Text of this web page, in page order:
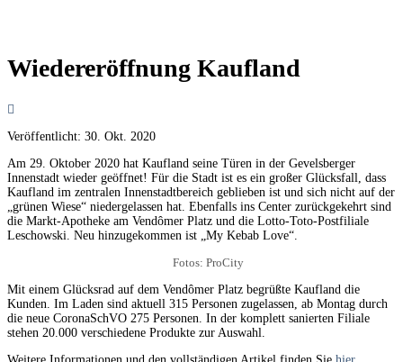
Wiedereröffnung Kaufland
Veröffentlicht: 30. Okt. 2020
Am 29. Oktober 2020 hat Kaufland seine Türen in der Gevelsberger
Innenstadt wieder geöffnet! Für die Stadt ist es ein großer Glücksfall, dass
Kaufland im zentralen Innenstadtbereich geblieben ist und sich nicht auf der
„grünen Wiese“ niedergelassen hat. Ebenfalls ins Center zurückgekehrt sind
die Markt-Apotheke am Vendômer Platz und die Lotto-Toto-Postfiliale
Leschowski. Neu hinzugekommen ist „My Kebab Love“.
Fotos: ProCity
Mit einem Glücksrad auf dem Vendômer Platz begrüßte Kaufland die
Kunden. Im Laden sind aktuell 315 Personen zugelassen, ab Montag durch
die neue CoronaSchVO 275 Personen. In der komplett sanierten Filiale
stehen 20.000 verschiedene Produkte zur Auswahl.
Weitere Informationen und den vollständigen Artikel finden Sie hier.